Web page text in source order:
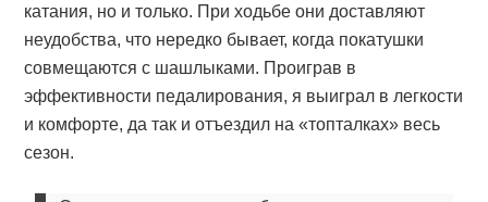
катания, но и только. При ходьбе они доставляют
неудобства, что нередко бывает, когда покатушки
совмещаются с шашлыками. Проиграв в
эффективности педалирования, я выиграл в легкости
и комфорте, да так и отъездил на «топталках» весь
сезон.